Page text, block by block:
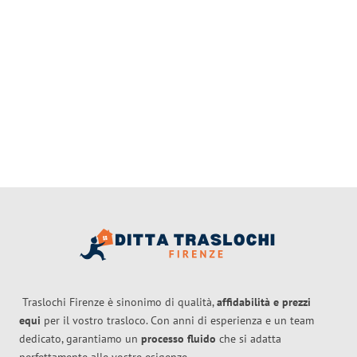
Traslochi Firenze è sinonimo di qualità,affidabilità e prezzi
equi per il vostro trasloco. Con anni di esperienza e un team
dedicato, garantiamo un processo fluido che si adatta